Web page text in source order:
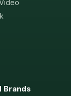
Brands